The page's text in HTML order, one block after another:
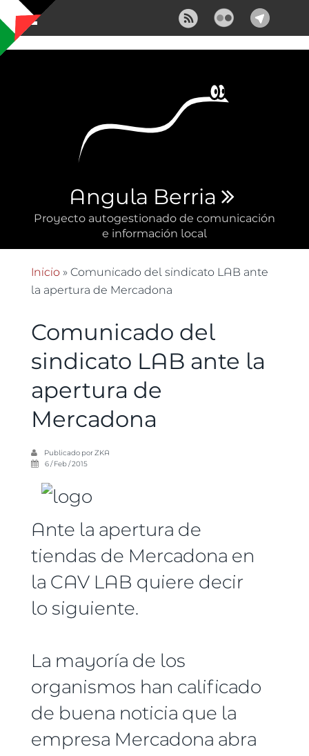
Pasar al contenido principal
Angula Berria
Proyecto autogestionado de comunicación
e información local
Se encuentra usted aquí
Inicio» Comunicado del sindicato LAB ante
la apertura de Mercadona
Comunicado del
sindicato LAB ante la
apertura de
Mercadona
Publicado porZKA
6 / Feb / 2015
Ante la apertura de
tiendas de Mercadona en
la CAV LAB quiere decir
lo siguiente.
La mayoría de los
organismos han calificado
de buena noticia que la
empresa Mercadona abra